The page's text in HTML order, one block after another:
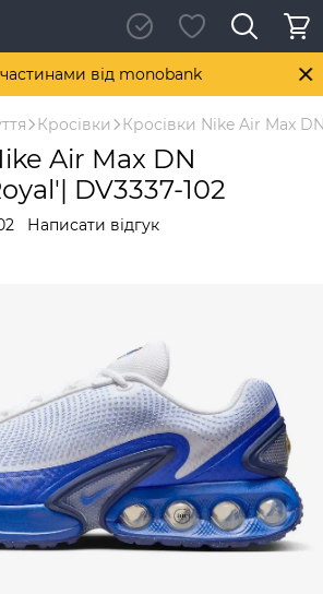
від monobank
Кросівки Кросівки Nike Air Max
Air Max DN
DV3337-102
Написати відгук